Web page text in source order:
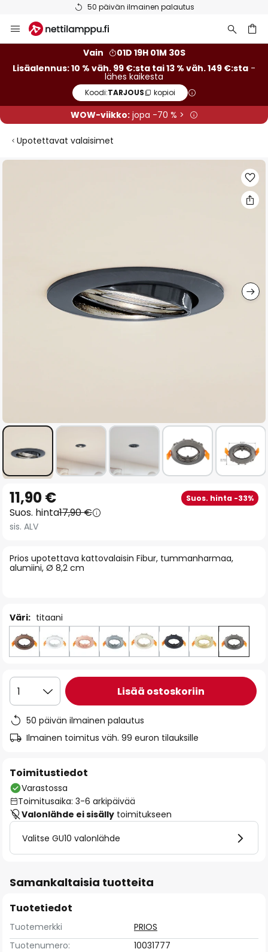
Ilmainen toimitus väh. 99 euron tilauksille
to
Vain
01D 19H 01M 30S
Lisäalennus: 10 % väh. 99 €:sta tai 13 % väh. 149 €:sta -
lähes kaikesta
Koodi:TARJOUS kopioi
WOW-viikko:jopa -70 % >
Upotettavat valaisimet
Skip
to
the
beginning
the
images
Prios upotettava kattovalaisin Fibur, tummanharmaa,
alumiini, Ø 8,2 cm
11,90 € Suos. hinta -33%
Suos. hinta17,90 €
sis. ALV
Väri: titaani
1 Lisää ostoskoriin
50 päivän ilmainen palautus
Ilmainen toimitus väh. 99 euron tilauksille
Toimitustiedot
Varastossa
Toimitusaika: 3-6 arkipäivää
Valonlähde ei sisälly toimitukseen
Valitse GU10 valonlähde
Samankaltaisia tuotteita
Tuotetiedot
Tuotemerkki
PRIOS
Tuotenumero:
10031777